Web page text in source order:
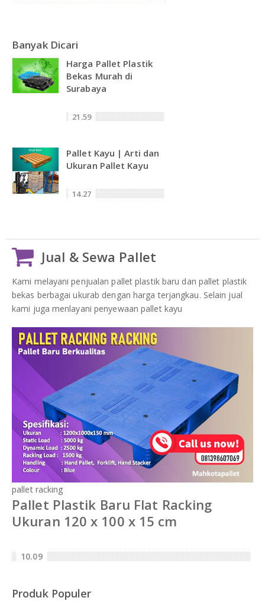
Banyak Dicari
Harga Pallet Plastik
Bekas Murah di
Surabaya
21.59
Pallet Kayu | Arti dan
Ukuran Pallet Kayu
14.27
Jual & Sewa Pallet
Kami melayani penjualan pallet plastik baru dan pallet plastik
bekas berbagai ukurab dengan harga terjangkau. Selain jual
kami juga menlayani penyewaan pallet kayu
pallet racking
Pallet Plastik Baru Flat Racking
Ukuran 120 x 100 x 15 cm
10.09
Produk Populer